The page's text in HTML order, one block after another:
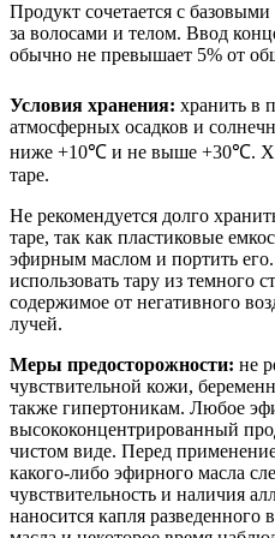
Продукт сочетается с
за волосами и телом. Ввод
обычно не превышает 5% от
Условия хранения: хранить в
атмосферных осадков и
ниже +10℃ и не выше +30℃.
таре.
Не рекомендуется долго
таре, так как пластиковые
эфирным маслом и портить
использовать тару из темного
содержимое от негативного
лучей.
Меры предосторожности: не
чувствительной кожи,
также гипертоникам. Любое
высококонцентрированный
чистом виде. Перед
какого-либо эфирного масла
чувствительность и наличия
наносится капля разведенного